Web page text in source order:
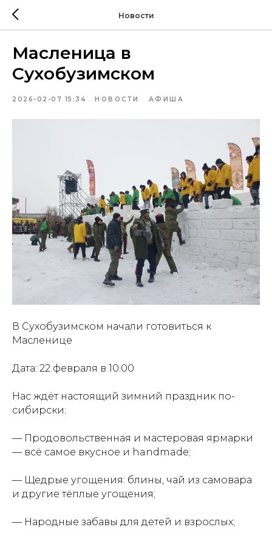
Новости
Масленица в
Сухобузимском
2026-02-07 15:34 НОВОСТИ АФИША
В Сухобузимском начали готовиться к
Масленице
Дата: 22 февраля в 10:00
Нас ждёт настоящий зимний праздник по-
сибирски:
— Продовольственная и мастеровая ярмарки
— всё самое вкусное и handmade;
— Щедрые угощения: блины, чай из самовара
и другие тёплые угощения;
— Народные забавы для детей и взрослых;